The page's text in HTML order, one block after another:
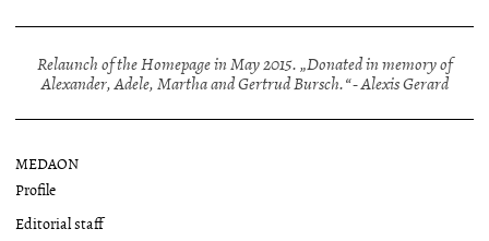
Relaunch of the Homepage in May 2015. „Donated in memory of
Alexander, Adele, Martha and Gertrud Bursch.“ - Alexis Gerard
MEDAON
Profile
Editorial staff